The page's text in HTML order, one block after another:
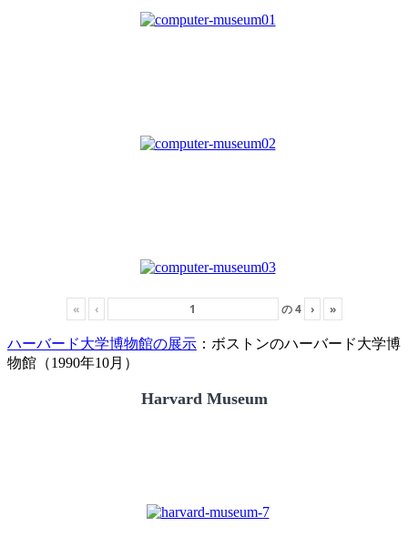
« ‹ の4 › »
ハーバード大学博物館の展示 ：ボストンのハーバード大学博
物館（1990年10月）
Harvard Museum